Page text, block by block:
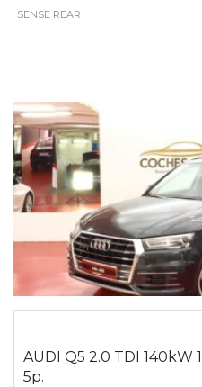
SENSE REAR
AUDI Q5 2.0 TDI
5p.